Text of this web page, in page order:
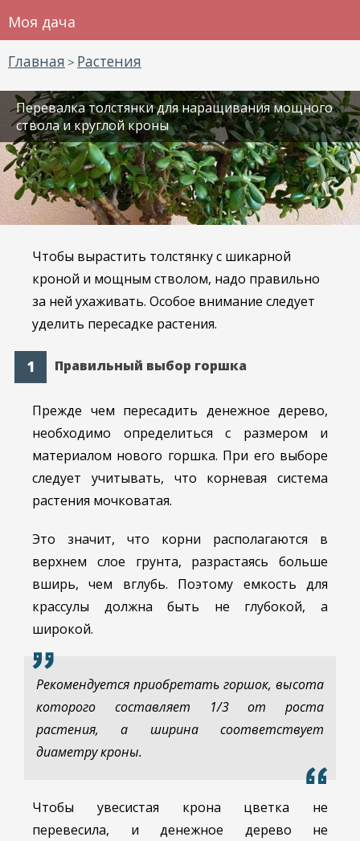
Моя дача
Главная > Растения
Перевалка толстянки для наращивания мощного
ствола и круглой кроны
Чтобы вырастить толстянку с шикарной
кроной и мощным стволом, надо правильно
за ней ухаживать. Особое внимание следует
уделить пересадке растения.
Правильный выбор горшка
Прежде чем пересадить денежное дерево,
необходимо определиться с размером и
материалом нового горшка. При его выборе
следует учитывать, что корневая система
растения мочковатая.
Это значит, что корни располагаются в
верхнем слое грунта, разрастаясь больше
вширь, чем вглубь. Поэтому емкость для
крассулы должна быть не глубокой, а
широкой.
Рекомендуется приобретать горшок, высота
которого составляет 1/3 от роста
растения, а ширина соответствует
диаметру кроны.
Чтобы увесистая крона цветка не
перевесила, и денежное дерево не